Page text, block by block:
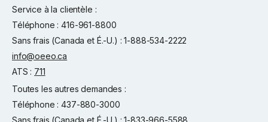
Service à la clientèle :
Téléphone : 416-961-8800
Sans frais (Canada et É.-U.) : 1-888-534-2222
info@oeeo.ca
ATS : 711
Toutes les autres demandes :
Téléphone : 437-880-3000
Sans frais (Canada et É.-U.) : 1-833-966-5588